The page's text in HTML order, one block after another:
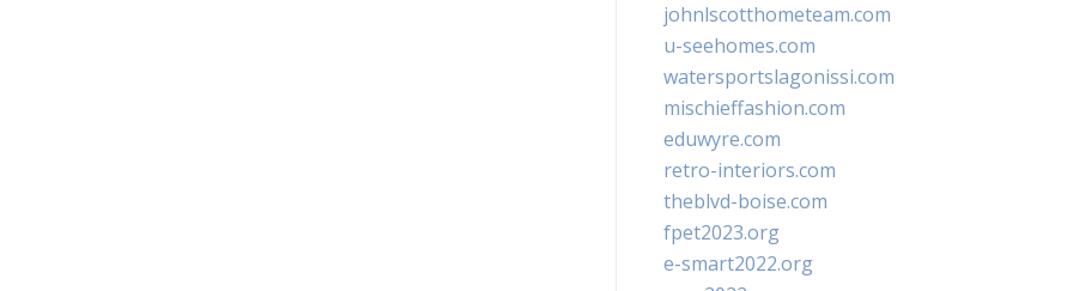
johnlscotthometeam.com
u-seehomes.com
watersportslagonissi.com
mischieffashion.com
eduwyre.com
retro-interiors.com
theblvd-boise.com
fpet2023.org
e-smart2022.org